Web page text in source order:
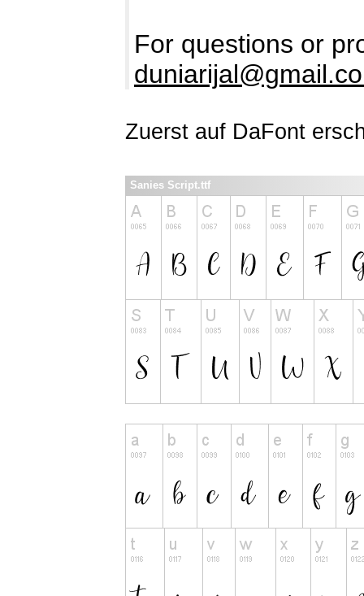
For questions or
Zuerst auf DaFont
Sanies Script.ttf